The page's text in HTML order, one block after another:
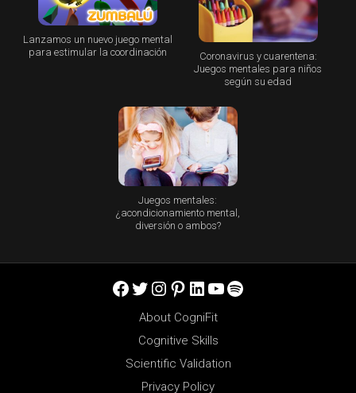
Lanzamos un nuevo juego mental
para estimular la coordinación
Coronavirus y cuarentena:
Juegos mentales para niños
según su edad
Juegos mentales:
¿acondicionamiento mental,
diversión o ambos?
Facebook
Twitter
Instagram
Pinterest
LinkedIn
YouTube
Spotify
About CogniFit
Cognitive Skills
Scientific Validation
Privacy Policy